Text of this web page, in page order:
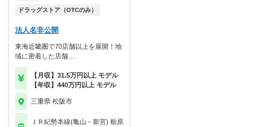
ドラッグストア（OTCのみ）
法人名非公開
東海近畿圏で70店舗以上を展開！地
域に密着した店舗…
【月収】31.5万円以上 モデル
【年収】440万円以上 モデル
三重県 松阪市
ＪＲ紀勢本線(亀山－新宮) 栃原